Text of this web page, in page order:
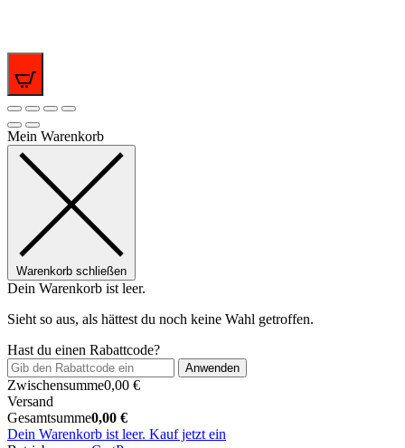
Mein Warenkorb
Warenkorb schließen
Dein Warenkorb ist leer.
Sieht so aus, als hättest du noch keine Wahl getroffen.
Hast du einen Rabattcode?
Anwenden
Zwischensumme0,00 €
Versand
Gesamtsumme0,00 €
Dein Warenkorb ist leer. Kauf jetzt ein